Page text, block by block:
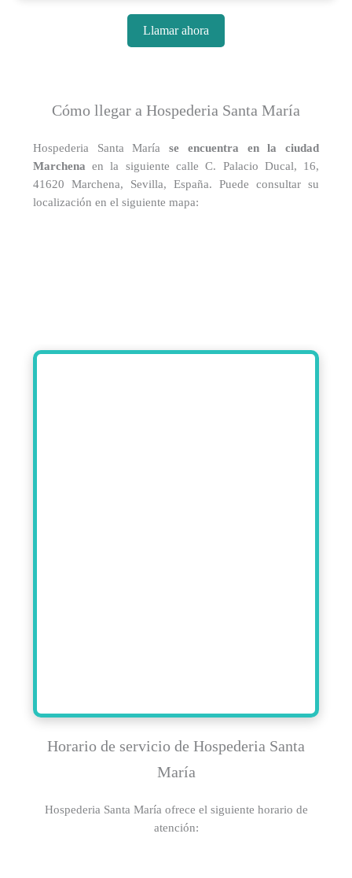
Llamar ahora
Cómo llegar a Hospederia Santa María
Hospederia Santa Maríase encuentra en la ciudad
Marchena en la siguiente calle C. Palacio Ducal, 16,
41620 Marchena, Sevilla, España. Puede consultar su
localización en el siguiente mapa:
Horario de servicio de Hospederia Santa
María
Hospederia Santa María ofrece el siguiente horario de
atención: